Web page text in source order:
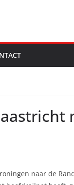
naar de